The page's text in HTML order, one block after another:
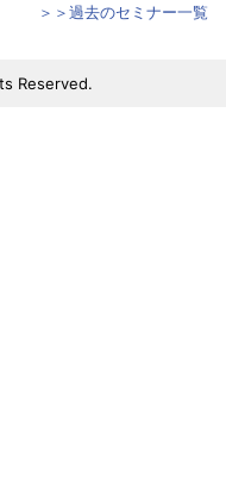
＞＞過去のセミナー一覧
Reserved.